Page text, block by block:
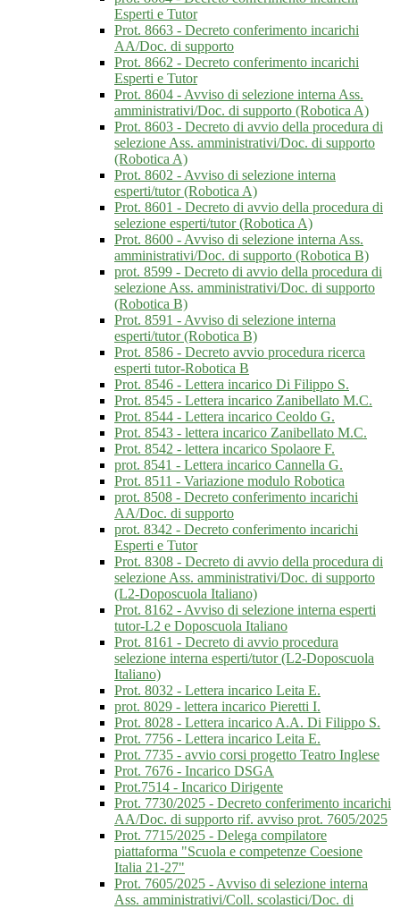
Esperti e Tutor
Prot. 8663 - Decreto conferimento incarichi
AA/Doc. di supporto
Prot. 8662 - Decreto conferimento incarichi
Esperti e Tutor
Prot. 8604 - Avviso di selezione interna Ass.
amministrativi/Doc. di supporto (Robotica A)
Prot. 8603 - Decreto di avvio della procedura di
selezione Ass. amministrativi/Doc. di supporto
(Robotica A)
Prot. 8602 - Avviso di selezione interna
esperti/tutor (Robotica A)
Prot. 8601 - Decreto di avvio della procedura di
selezione esperti/tutor (Robotica A)
Prot. 8600 - Avviso di selezione interna Ass.
amministrativi/Doc. di supporto (Robotica B)
prot. 8599 - Decreto di avvio della procedura di
selezione Ass. amministrativi/Doc. di supporto
(Robotica B)
Prot. 8591 - Avviso di selezione interna
esperti/tutor (Robotica B)
Prot. 8586 - Decreto avvio procedura ricerca
esperti tutor-Robotica B
Prot. 8546 - Lettera incarico Di Filippo S.
Prot. 8545 - Lettera incarico Zanibellato M.C.
Prot. 8544 - Lettera incarico Ceoldo G.
Prot. 8543 - lettera incarico Zanibellato M.C.
Prot. 8542 - lettera incarico Spolaore F.
prot. 8541 - Lettera incarico Cannella G.
Prot. 8511 - Variazione modulo Robotica
prot. 8508 - Decreto conferimento incarichi
AA/Doc. di supporto
prot. 8342 - Decreto conferimento incarichi
Esperti e Tutor
Prot. 8308 - Decreto di avvio della procedura di
selezione Ass. amministrativi/Doc. di supporto
(L2-Doposcuola Italiano)
Prot. 8162 - Avviso di selezione interna esperti
tutor-L2 e Doposcuola Italiano
Prot. 8161 - Decreto di avvio procedura
selezione interna esperti/tutor (L2-Doposcuola
Italiano)
Prot. 8032 - Lettera incarico Leita E.
prot. 8029 - lettera incarico Pieretti I.
Prot. 8028 - Lettera incarico A.A. Di Filippo S.
Prot. 7756 - Lettera incarico Leita E.
Prot. 7735 - avvio corsi progetto Teatro Inglese
Prot. 7676 - Incarico DSGA
Prot.7514 - Incarico Dirigente
Prot. 7730/2025 - Decreto conferimento incarichi
AA/Doc. di supporto rif. avviso prot. 7605/2025
Prot. 7715/2025 - Delega compilatore
piattaforma "Scuola e competenze Coesione
Italia 21-27"
Prot. 7605/2025 - Avviso di selezione interna
Ass. amministrativi/Coll. scolastici/Doc. di